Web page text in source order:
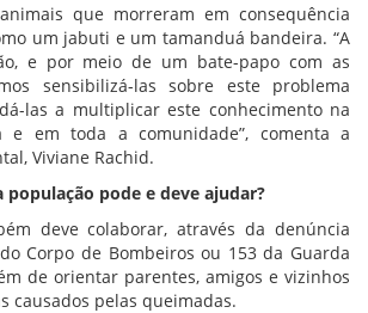
que morreram em consequência
um jabuti e um tamanduá bandeira. “A
e por meio de um bate-papo com as
sensibilizá-las sobre este problema
las a multiplicar este conhecimento na
e em toda a comunidade”, comenta a
Viviane Rachid.
população pode e deve ajudar?
deve colaborar, através da denúncia
Corpo de Bombeiros ou 153 da Guarda
de orientar parentes, amigos e vizinhos
causados pelas queimadas.